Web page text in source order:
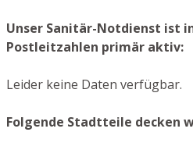
Unser Sanitär-Notdienst ist
Postleitzahlen primär aktiv:
Leider keine Daten verfügbar.
Folgende Stadtteile decken